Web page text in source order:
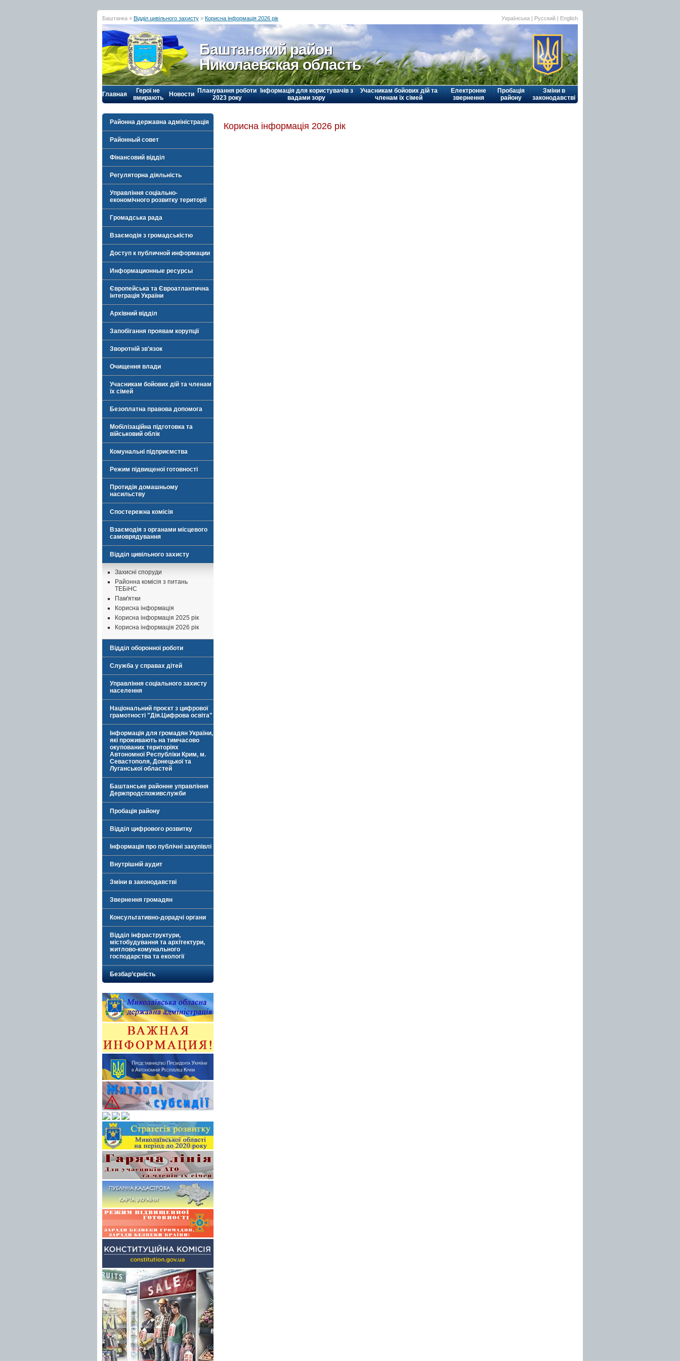
Баштанка » Відділ цивільного захисту » Корисна інформація 2026 рік Українська | Русский | English
Баштанский район
Николаевская область
Главная
Герої не
вмирають
Новости Планування роботи
2023 року
Інформація для користувачів з
вадами зору
Учасникам бойових дій та
членам їх сімей
Електронне
звернення
Пробація
району
Зміни в
законодавстві
Районна державна адміністрація
Районный совет
Фінансовий відділ
Регуляторна діяльність
Управління соціально-
економічного розвитку території
Громадська рада
Взаємодія з громадськістю
Доступ к публичной информации
Информационные ресурсы
Європейська та Євроатлантична
інтеграція України
Архівний відділ
Запобігання проявам корупції
Зворотній зв'язок
Очищення влади
Учасникам бойових дій та членам
їх сімей
Безоплатна правова допомога
Мобілізаційна підготовка та
військовий облік
Комунальні підприємства
Режим підвищеної готовності
Протидія домашньому
насильству
Спостережна комісія
Взаємодія з органами місцевого
самоврядування
Відділ цивільного захисту
Захисні споруди
Районна комісія з питань
ТЕБіНС
Пам'ятки
Корисна інформація
Корисна інформація 2025 рік
Корисна інформація 2026 рік
Відділ оборонної роботи
Служба у справах дітей
Управління соціального захисту
населення
Національний проєкт з цифрової
грамотності "Дія.Цифрова освіта"
Інформація для громадян України,
які проживають на тимчасово
окупованих територіях
Автономної Республіки Крим, м.
Севастополя, Донецької та
Луганської областей
Баштанське районне управління
Держпродспоживслужби
Пробація району
Відділ цифрового розвитку
Інформація про публічні закупівлі
Внутрішній аудит
Зміни в законодавстві
Звернення громадян
Консультативно-дорадчі органи
Відділ інфраструктури,
містобудування та архітектури,
житлово-комунального
господарства та екології
Безбар’єрність
Корисна інформація 2026 рік